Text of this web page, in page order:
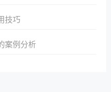
技巧
案例分析